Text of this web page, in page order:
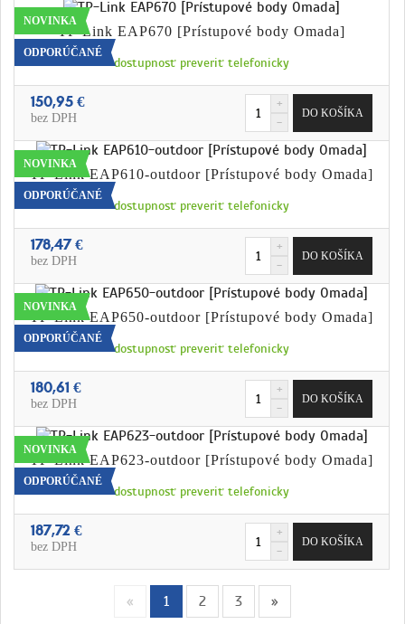
NOVINKA
ODPORÚČANÉ
TP-Link EAP670 [Prístupové body Omada]
dostupnosť preveriť telefonicky
150,95 €
bez DPH
NOVINKA
ODPORÚČANÉ
TP-Link EAP610-outdoor [Prístupové body Omada]
dostupnosť preveriť telefonicky
178,47 €
bez DPH
NOVINKA
ODPORÚČANÉ
TP-Link EAP650-outdoor [Prístupové body Omada]
dostupnosť preveriť telefonicky
180,61 €
bez DPH
NOVINKA
ODPORÚČANÉ
TP-Link EAP623-outdoor [Prístupové body Omada]
dostupnosť preveriť telefonicky
187,72 €
bez DPH
« 1 2 3 »